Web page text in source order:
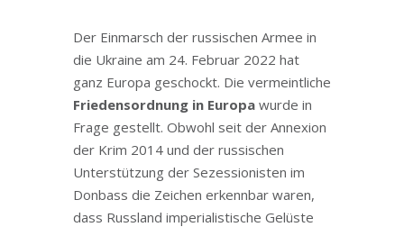
Der Einmarsch der russischen Armee in
die Ukraine am 24. Februar 2022 hat
ganz Europa geschockt. Die vermeintliche
Friedensordnung in Europawurde in
Frage gestellt. Obwohl seit der Annexion
der Krim 2014 und der russischen
Unterstützung der Sezessionisten im
Donbass die Zeichen erkennbar waren,
dass Russland imperialistische Gelüste